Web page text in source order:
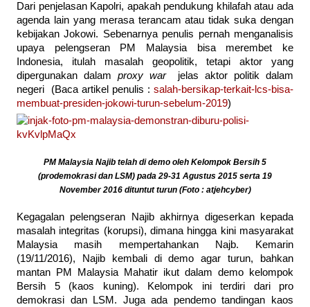
Dari penjelasan Kapolri, apakah pendukung khilafah atau ada
agenda lain yang merasa terancam atau tidak suka dengan
kebijakan Jokowi. Sebenarnya penulis pernah menganalisis
upaya pelengseran PM Malaysia bisa merembet ke
Indonesia, itulah masalah geopolitik, tetapi aktor yang
dipergunakan dalam proxy warjelas aktor politik dalam
negeri (Baca artikel penulis : salah-bersikap-terkait-lcs-bisa-
membuat-presiden-jokowi-turun-sebelum-2019)
PM Malaysia Najib telah di demo oleh Kelompok Bersih 5
(prodemokrasi dan LSM) pada 29-31 Agustus 2015 serta 19
November 2016 dituntut turun (Foto : atjehcyber)
Kegagalan pelengseran Najib akhirnya digeserkan kepada
masalah integritas (korupsi), dimana hingga kini masyarakat
Malaysia masih mempertahankan Najb. Kemarin
(19/11/2016), Najib kembali di demo agar turun, bahkan
mantan PM Malaysia Mahatir ikut dalam demo kelompok
Bersih 5 (kaos kuning). Kelompok ini terdiri dari pro
demokrasi dan LSM. Juga ada pendemo tandingan kaos